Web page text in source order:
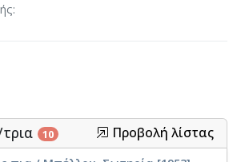
10 Προβολή λίστας